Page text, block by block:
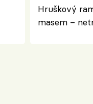
Hruškový
masem –